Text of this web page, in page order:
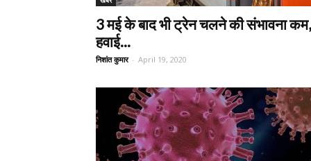
3 मई के बाद भी ट्रेन चलने की संभावना कम,
हवाई...
निशांत कुमार - April 19, 2020